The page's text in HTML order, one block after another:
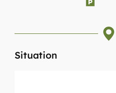
Situation